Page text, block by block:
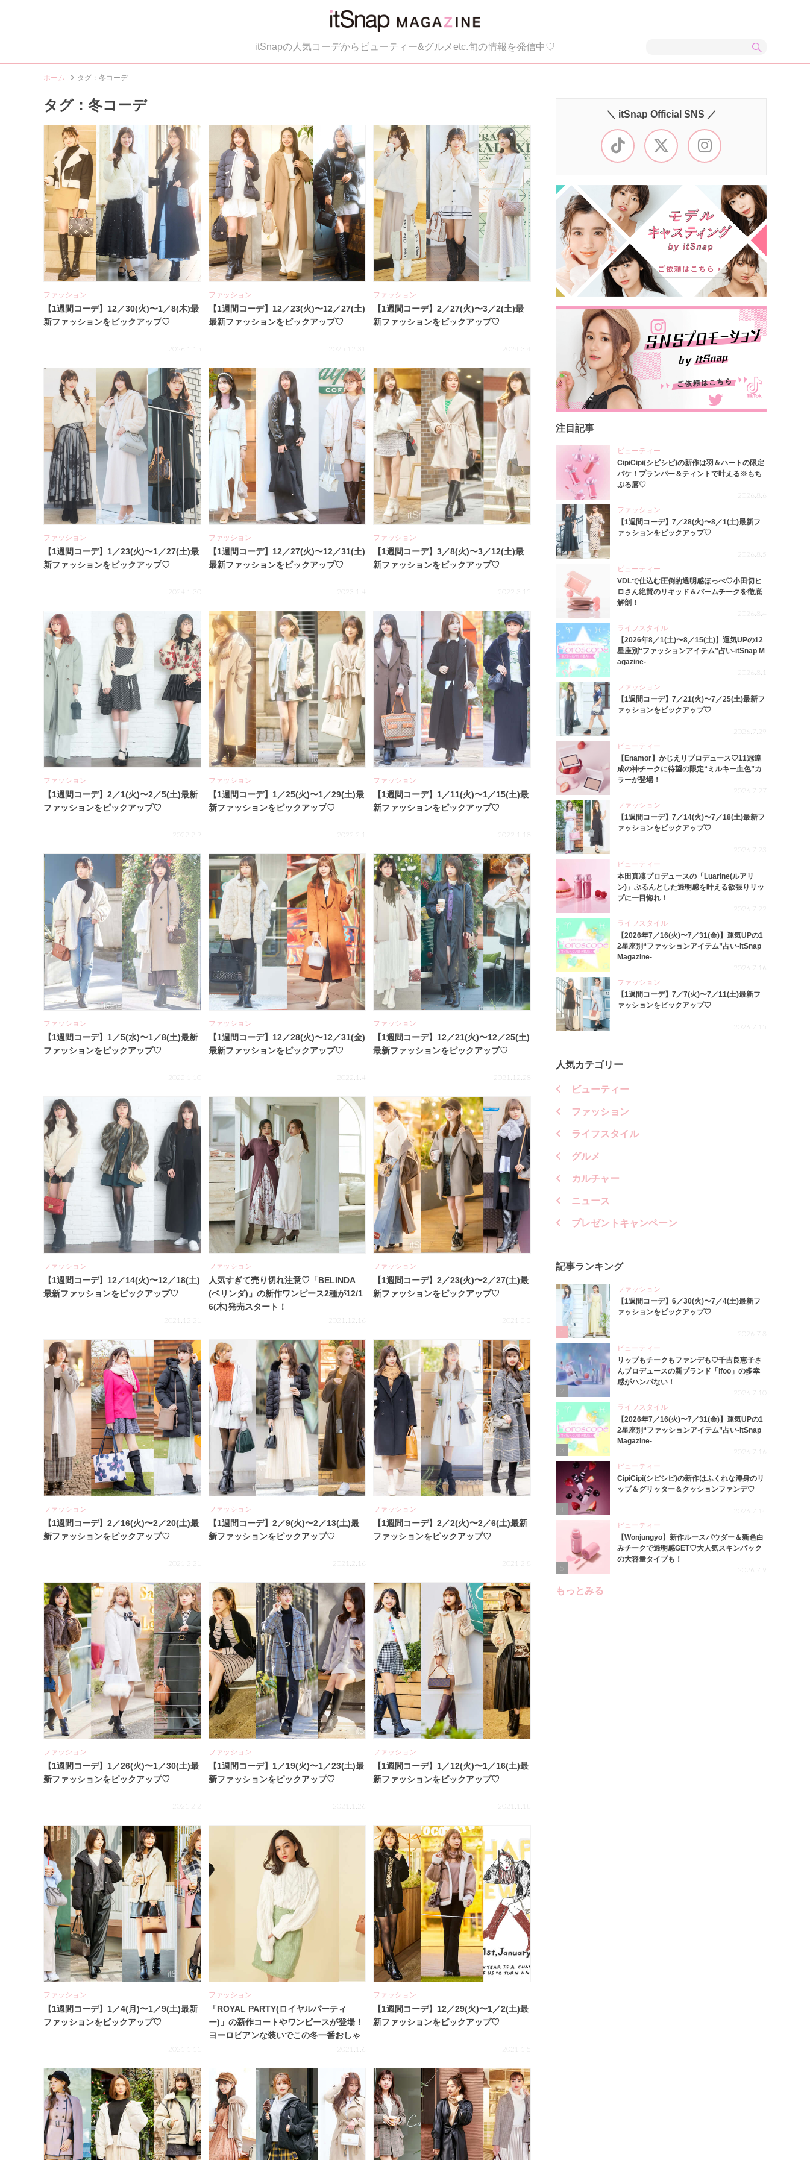
itSnapの人気コーデからビューティー&グルメetc.旬の情報を発信中♡
ホーム タグ：冬コーデ
タグ：冬コーデ
ファッション
【1週間コーデ】12／30(火)〜1／8(木)最
新ファッションをピックアップ♡
2026.1.15
ファッション
【1週間コーデ】12／23(火)〜12／27(土)
最新ファッションをピックアップ♡
2025.12.31
ファッション
【1週間コーデ】2／27(火)〜3／2(土)最
新ファッションをピックアップ♡
2024.3.4
ファッション
【1週間コーデ】1／23(火)〜1／27(土)最
新ファッションをピックアップ♡
2024.1.30
ファッション
【1週間コーデ】12／27(火)〜12／31(土)
最新ファッションをピックアップ♡
2023.1.4
ファッション
【1週間コーデ】3／8(火)〜3／12(土)最
新ファッションをピックアップ♡
2022.3.15
ファッション
【1週間コーデ】2／1(火)〜2／5(土)最新
ファッションをピックアップ♡
ファッション
【1週間コーデ】1／25(火)〜1／29(土)最
新ファッションをピックアップ♡
2022.2.1
ファッション
【1週間コーデ】1／11(火)〜1／15(土)最
新ファッションをピックアップ♡
2022.1.18
ファッション
【1週間コーデ】1／5(水)〜1／8(土)最新
ファッションをピックアップ♡
2022.1.10
ファッション
【1週間コーデ】12／28(火)〜12／31(金)
最新ファッションをピックアップ♡
2022.1.4
ファッション
【1週間コーデ】12／21(火)〜12／25(土)
最新ファッションをピックアップ♡
2021.12.28
ファッション
【1週間コーデ】12／14(火)〜12／18(土)
最新ファッションをピックアップ♡
2021.12.21
ファッション
人気すぎて売り切れ注意♡「BELINDA
(ベリンダ)」の新作ワンピース2種が12/1
6(木)発売スタート！
2021.12.16
ファッション
【1週間コーデ】2／23(火)〜2／27(土)最
新ファッションをピックアップ♡
2021.3.3
ファッション
【1週間コーデ】2／16(火)〜2／20(土)最
新ファッションをピックアップ♡
2021.2.21
ファッション
【1週間コーデ】2／9(火)〜2／13(土)最
新ファッションをピックアップ♡
2021.2.16
ファッション
【1週間コーデ】2／2(火)〜2／6(土)最新
ファッションをピックアップ♡
2021.2.8
ファッション
【1週間コーデ】1／26(火)〜1／30(土)最
新ファッションをピックアップ♡
2021.2.2
ファッション
【1週間コーデ】1／19(火)〜1／23(土)最
新ファッションをピックアップ♡
2021.1.26
ファッション
【1週間コーデ】1／12(火)〜1／16(土)最
新ファッションをピックアップ♡
2021.1.18
ファッション
【1週間コーデ】1／4(月)〜1／9(土)最新
ファッションをピックアップ♡
2021.1.11
ファッション
「ROYAL PARTY(ロイヤルパーティ
ー)」の新作コートやワンピースが登場！
ヨーロピアンな装いでこの冬一番おしゃ
2021.1.6
ファッション
【1週間コーデ】12／29(火)〜1／2(土)最
新ファッションをピックアップ♡
2021.1.5
＼ itSnap Official SNS ／
注目記事
ビューティー
CipiCipi(シピシピ)の新作は羽＆ハートの限定
パケ！プランパー＆ティントで叶える※もち
ぷる唇♡
2026.8.6
ファッション
【1週間コーデ】7／28(火)〜8／1(土)最新フ
ァッションをピックアップ♡
2026.8.5
ビューティー
VDLで仕込む圧倒的透明感ほっぺ♡小田切ヒ
ロさん絶賛のリキッド＆バームチークを徹底
解剖！
2026.8.4
ライフスタイル
【2026年8／1(土)〜8／15(土)】運気UPの12
星座別“ファッションアイテム”占い-itSnap M
agazine-
2026.8.1
ファッション
【1週間コーデ】7／21(火)〜7／25(土)最新フ
ァッションをピックアップ♡
2026.7.29
ビューティー
【Enamor】かじえりプロデュース♡11冠達
成の神チークに待望の限定“ミルキー血色”カ
ラーが登場！
2026.7.27
ファッション
【1週間コーデ】7／14(火)〜7／18(土)最新フ
ァッションをピックアップ♡
2026.7.23
ビューティー
本田真凜プロデュースの「Luarine(ルアリ
ン)」ぷるんとした透明感を叶える欲張りリッ
プに一目惚れ！
2026.7.22
ライフスタイル
【2026年7／16(火)〜7／31(金)】運気UPの1
2星座別“ファッションアイテム”占い-itSnap
Magazine-
2026.7.16
ファッション
【1週間コーデ】7／7(火)〜7／11(土)最新フ
ァッションをピックアップ♡
2026.7.15
人気カテゴリー
ビューティー
ファッション
ライフスタイル
グルメ
カルチャー
ニュース
プレゼントキャンペーン
記事ランキング
ファッション
【1週間コーデ】6／30(火)〜7／4(土)最新フ
ァッションをピックアップ♡
2026.7.8
ビューティー
リップもチークもファンデも♡千吉良恵子さ
んプロデュースの新ブランド「ifoo」の多幸
感がハンパない！
2026.7.10
3
ライフスタイル
【2026年7／16(火)〜7／31(金)】運気UPの1
2星座別“ファッションアイテム”占い-itSnap
Magazine-
2026.7.16
4
ビューティー
CipiCipi(シピシピ)の新作はふくれな渾身のリ
ップ＆グリッター＆クッションファンデ♡
2026.7.14
ビューティー
【Wonjungyo】新作ルースパウダー＆新色白
みチークで透明感GET♡大人気スキンパック
の大容量タイプも！
2026.7.9
もっとみる